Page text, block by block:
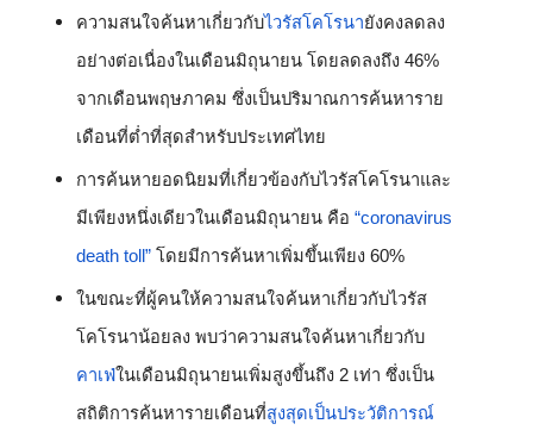
ความสนใจค้นหาเกี่ยวกับไวรัสโคโรนายังคงลดลง
อย่างต่อเนื่องในเดือนมิถุนายน โดยลดลงถึง 46%
จากเดือนพฤษภาคม ซึ่งเป็นปริมาณการค้นหาราย
เดือนที่ต่ำที่สุดสำหรับประเทศไทย
การค้นหายอดนิยมที่เกี่ยวข้องกับไวรัสโคโรนาและ
มีเพียงหนึ่งเดียวในเดือนมิถุนายน คือ “coronavirus
death toll” โดยมีการค้นหาเพิ่มขึ้นเพียง 60%
ในขณะที่ผู้คนให้ความสนใจค้นหาเกี่ยวกับไวรัส
โคโรนาน้อยลง พบว่าความสนใจค้นหาเกี่ยวกับ
คาเฟ่ในเดือนมิถุนายนเพิ่มสูงขึ้นถึง 2 เท่า ซึ่งเป็น
สถิติการค้นหารายเดือนที่สูงสุดเป็นประวัติการณ์